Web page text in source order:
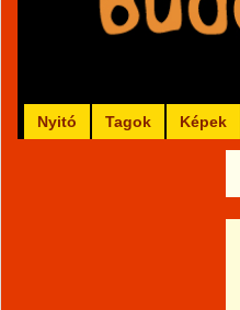
Nyitó Tagok Képek